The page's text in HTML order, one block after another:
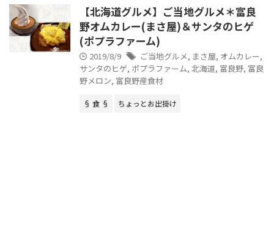
【北海道グルメ】ご当地グルメ＊富良
野オムカレー(まさ屋)＆サンタのヒゲ
(ポプラファーム)
2019/8/9 ご当地グルメ, まさ屋, オムカレー,
サンタのヒゲ, ポプラファーム, 北海道, 富良野, 富良
野メロン, 富良野産食材
§ 食 § ちょっとお出掛け